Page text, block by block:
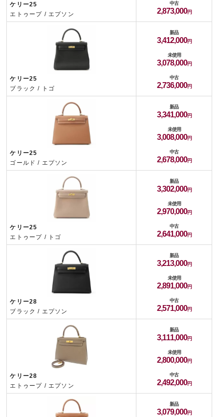
ケリー25
エトゥープ / エプソン
中古
2,873,000
ケリー25
ブラック / トゴ
新品
3,412,000
未使用
3,078,000
中古
2,736,000
ケリー25
ゴールド / エプソン
新品
3,341,000
未使用
3,008,000
中古
2,678,000
ケリー25
エトゥープ / トゴ
新品
3,302,000
未使用
2,970,000
中古
2,641,000
ケリー28
ブラック / エプソン
新品
3,213,000
未使用
2,891,000
中古
2,571,000
ケリー28
エトゥープ / エプソン
新品
3,111,000
未使用
2,800,000
中古
2,492,000
新品
3,079,000